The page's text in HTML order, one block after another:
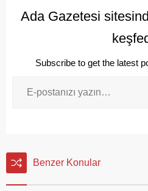
Ada Gazetesi
Subscribe to get the latest
Benzer Konular